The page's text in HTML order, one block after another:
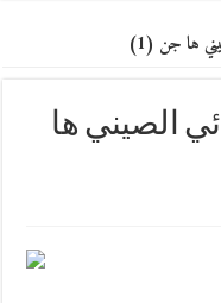
ها جن (1)
الصيني ها